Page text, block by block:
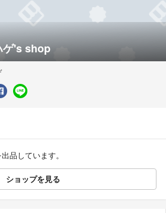
ゲ's shop
品しています。
ショップを見る